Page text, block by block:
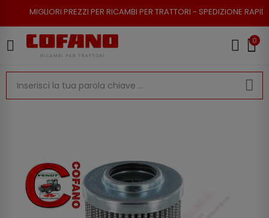
PREZZI PER RICAMBI PER TRATTORI - SPEDIZIONE RAPIDA - RESO
0